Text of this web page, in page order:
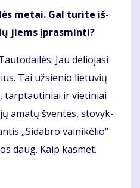
me­tai. Gal tu­ri­te iš­
jiems įpras­min­ti?
Jau dė­lio­ja­si
Tai už­sie­nio lie­tu­vių
tarp­tau­ti­niai ir vie­ti­niai
ama­tų šven­tės, sto­vyk­
„Si­dab­ro vai­ni­kė­lio“
daug. Kaip kas­met.